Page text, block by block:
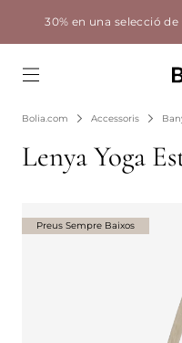
30% en una selecció
Bolia.com Accessoris
Lenya Yoga
Preus Sempre Baixos